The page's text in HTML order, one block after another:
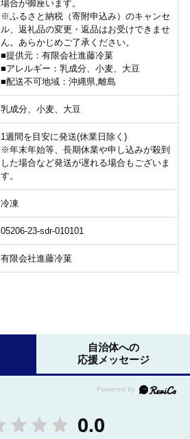
場合が御座います。
※ふるさと納税（寄附申込み）のキャンセ
ル、返礼品の変更・返品はお受けできませ
ん。あらかじめご了承ください。
■提供元：有限会社進藤冷菓
■アレルギー：乳成分、小麦、大豆
■配送不可地域：沖縄県,離島
乳成分、小麦、大豆
1週間を目安に発送(休業日除く)
※年末年始等、長期休業や申し込みが殺到
した場合など発送が遅れる場合もございま
す。
冷凍
05206-23-sdr-010101
有限会社進藤冷菓
自治体への
応援メッセージ
0.0